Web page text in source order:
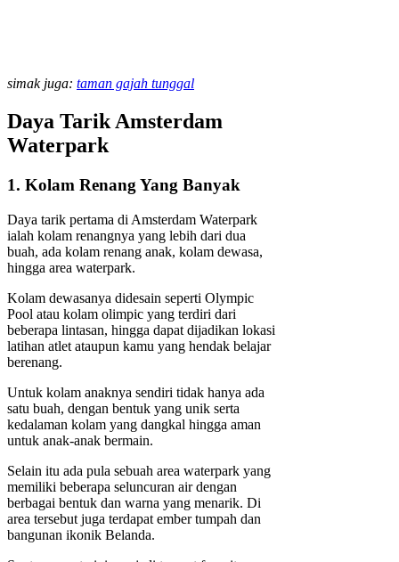
simak juga: taman gajah tunggal
Daya Tarik Amsterdam
Waterpark
1. Kolam Renang Yang Banyak
Daya tarik pertama di Amsterdam Waterpark
ialah kolam renangnya yang lebih dari dua
buah, ada kolam renang anak, kolam dewasa,
hingga area waterpark.
Kolam dewasanya didesain seperti Olympic
Pool atau kolam olimpic yang terdiri dari
beberapa lintasan, hingga dapat dijadikan lokasi
latihan atlet ataupun kamu yang hendak belajar
berenang.
Untuk kolam anaknya sendiri tidak hanya ada
satu buah, dengan bentuk yang unik serta
kedalaman kolam yang dangkal hingga aman
untuk anak-anak bermain.
Selain itu ada pula sebuah area waterpark yang
memiliki beberapa seluncuran air dengan
berbagai bentuk dan warna yang menarik. Di
area tersebut juga terdapat ember tumpah dan
bangunan ikonik Belanda.